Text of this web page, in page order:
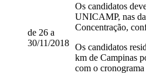
de 26 a
30/11/2018
Os candidatos
UNICAMP, nas
Concentração,
Os candidatos
km de Campinas
com o